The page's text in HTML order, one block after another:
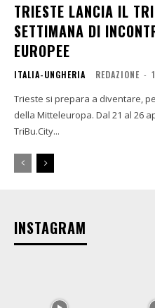
TRIESTE LANCIA IL
SETTIMANA DI
EUROPEE
ITALIA-UNGHERIA REDAZIONE -
Trieste si prepara a diventare,
della Mitteleuropa. Dal 21 al 26
TriBu.City...
INSTAGRAM